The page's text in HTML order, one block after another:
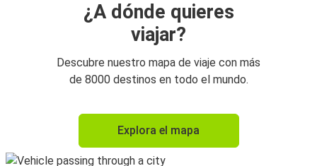
¿A dónde quieres
viajar?
Descubre nuestro mapa de viaje con más
de 8000 destinos en todo el mundo.
Explora el mapa